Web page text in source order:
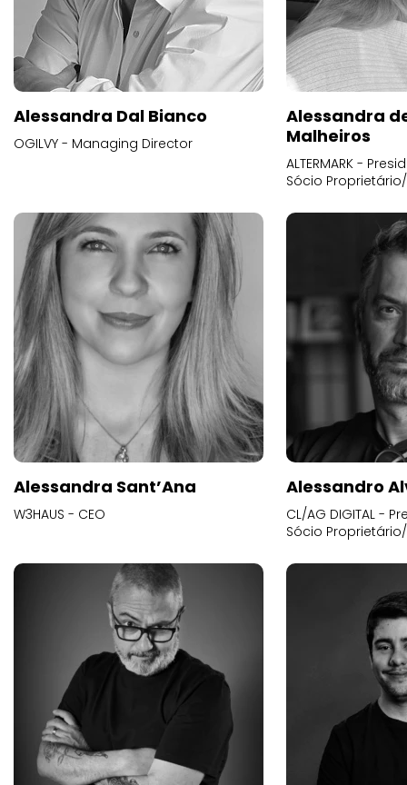
Alessandra Dal Bianco
OGILVY - Managing Director
Alessandra
Malheiros
ALTERMARK -
Sócio
Alessandra Sant’Ana
W3HAUS - CEO
Alessandro
CL/AG DIGITAL -
Sócio